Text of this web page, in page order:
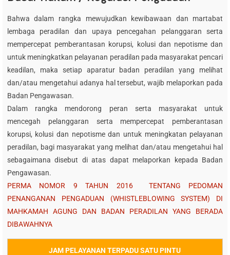
Bahwa dalam rangka mewujudkan kewibawaan dan martabat
lembaga peradilan dan upaya pencegahan pelanggaran serta
mempercepat pemberantasan korupsi, kolusi dan nepotisme dan
untuk meningkatkan pelayanan peradilan pada masyarakat pencari
keadilan, maka setiap aparatur badan peradilan yang melihat
dan/atau mengetahui adanya hal tersebut, wajib melaporkan pada
Badan Pengawasan.
Dalam rangka mendorong peran serta masyarakat untuk
mencegah pelanggaran serta mempercepat pemberantasan
korupsi, kolusi dan nepotisme dan untuk meningkatan pelayanan
peradilan, bagi masyarakat yang melihat dan/atau mengetahui hal
sebagaimana disebut di atas dapat melaporkan kepada Badan
Pengawasan.
PERMA NOMOR 9 TAHUN 2016 TENTANG PEDOMAN
PENANGANAN PENGADUAN (WHISTLEBLOWING SYSTEM) DI
MAHKAMAH AGUNG DAN BADAN PERADILAN YANG BERADA
DIBAWAHNYA
JAM PELAYANAN TERPADU SATU PINTU